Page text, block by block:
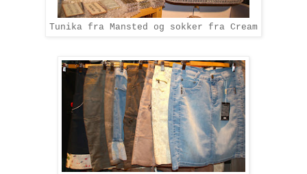
Tunika fra Mansted og sokker fra Cream